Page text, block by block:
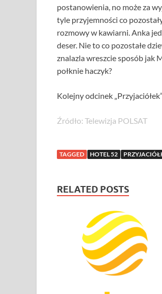
postanowienia, no może za
tyle przyjemności co
rozmowy w kawiarni. Anka
deser. Nie to co pozostałe
znalazla wreszcie sposób jak
połknie haczyk?
Kolejny odcinek
Źródło: Telewizja POLSAT
TAGGED HOTEL 52
RELATED POSTS